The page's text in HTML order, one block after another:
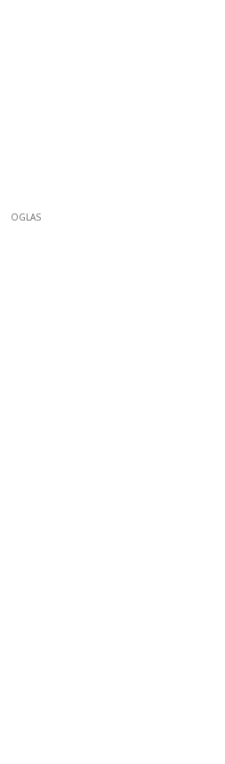
OGLAS